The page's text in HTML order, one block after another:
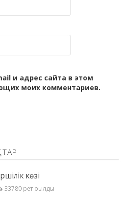
и адрес сайта в этом
моих комментариев.
көзі
33780 рет оқылды